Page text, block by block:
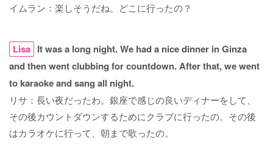
イムラン：楽しそうだね。どこに行ったの？
Lisa It was a long night. We had a nice dinner in Ginza
and then went clubbing for countdown. After that, we went
to karaoke and sang all night.
リサ：長い夜だったわ。銀座で感じの良いディナーをして、
その後カウントダウンするためにクラブに行ったの。その後
はカラオケに行って、朝まで歌ったの。